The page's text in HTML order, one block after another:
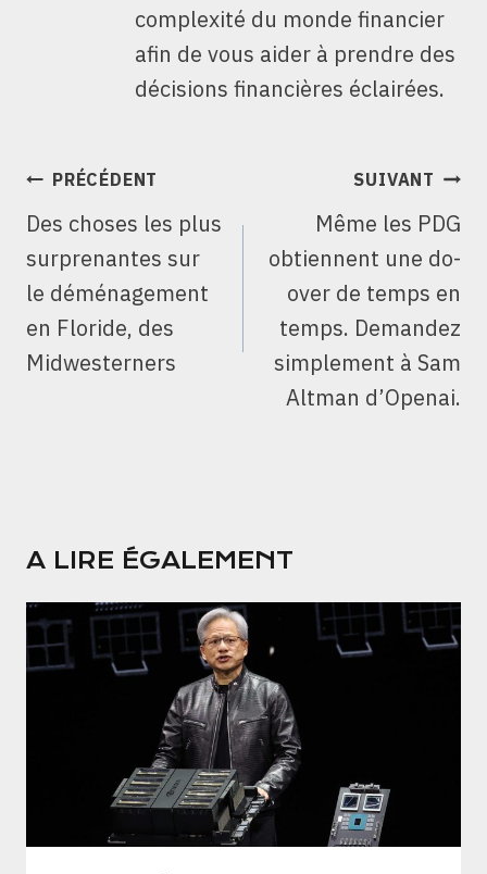
complexité du monde financier
afin de vous aider à prendre des
décisions financières éclairées.
NAVIGATION
L’ARTICLE
PRÉCÉDENT
Des choses les plus
surprenantes sur
le déménagement
en Floride, des
Midwesterners
SUIVANT
Même les PDG
obtiennent une do-
over de temps en
temps. Demandez
simplement à Sam
Altman d’Openai.
A LIRE ÉGALEMENT